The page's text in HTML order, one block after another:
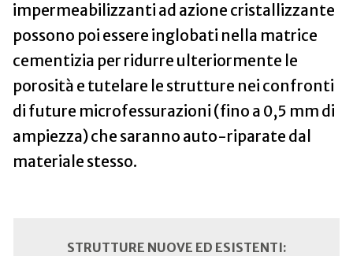
impermeabilizzanti ad azione cristallizzante
possono poi essere inglobati nella matrice
cementizia per ridurre ulteriormente le
porosità e tutelare le strutture nei confronti
di future microfessurazioni (fino a 0,5 mm di
ampiezza) che saranno auto-riparate dal
materiale stesso.
STRUTTURE NUOVE ED ESISTENTI: